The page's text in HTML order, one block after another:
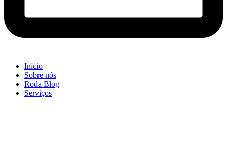
Início
Sobre nós
Roda Blog
Serviços